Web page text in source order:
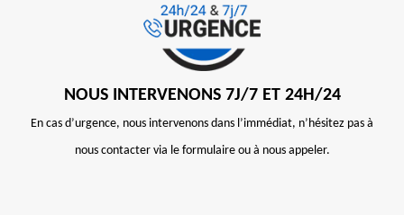
NOUS INTERVENONS 7J/7 ET 24H/24
En cas d’urgence, nous intervenons dans l’immédiat, n’hésitez pas à
nous contacter via le formulaire ou à nous appeler.